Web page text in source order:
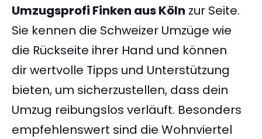
Umzugsprofi Finken aus Köln zur Seite.
Sie kennen die Schweizer Umzüge wie
die Rückseite ihrer Hand und können
dir wertvolle Tipps und Unterstützung
bieten, um sicherzustellen, dass dein
Umzug reibungslos verläuft. Besonders
empfehlenswert sind die Wohnviertel